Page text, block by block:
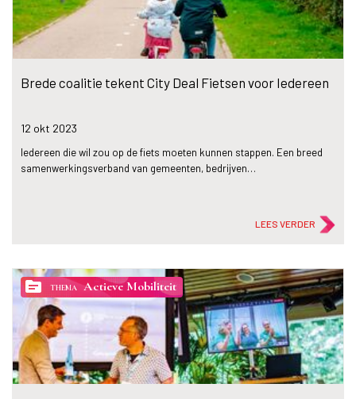
Brede coalitie tekent City Deal Fietsen voor Iedereen
12 okt 2023
Iedereen die wil zou op de fiets moeten kunnen stappen. Een breed
samenwerkingsverband van gemeenten, bedrijven…
LEES VERDER
topic THEMA Actieve Mobiliteit